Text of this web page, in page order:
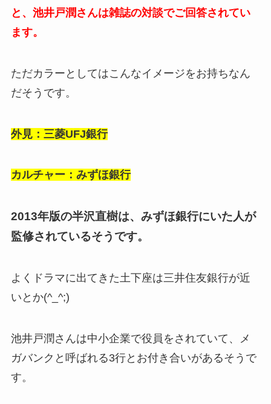
と、池井戸潤さんは雑誌の対談でご回答されてい
ます。
ただカラーとしてはこんなイメージをお持ちなん
だそうです。
外見：三菱UFJ銀行
カルチャー：みずほ銀行
2013年版の半沢直樹は、みずほ銀行にいた人が
監修されているそうです。
よくドラマに出てきた土下座は三井住友銀行が近
いとか(^_^;)
池井戸潤さんは中小企業で役員をされていて、メ
ガバンクと呼ばれる3行とお付き合いがあるそうで
す。